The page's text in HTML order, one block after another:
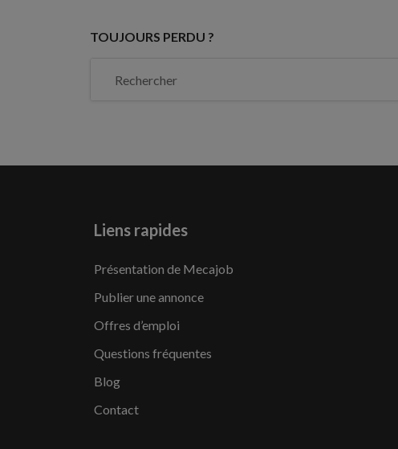
TOUJOURS PERDU ?
Liens rapides
Présentation de Mecajob
Publier une annonce
Offres d’emploi
Questions fréquentes
Blog
Contact